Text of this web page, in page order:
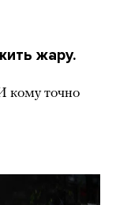
жару.
кому точно